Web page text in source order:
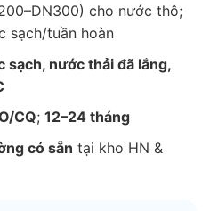
cho nước thô;
sạch/tuần hoàn
sạch, nước thải đã lắng,
CQ; 12–24 tháng
có sẵn tại kho HN &